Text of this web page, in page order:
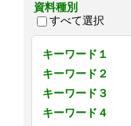
資料種別
すべて選択
キーワード１
キーワード２
キーワード３
キーワード４